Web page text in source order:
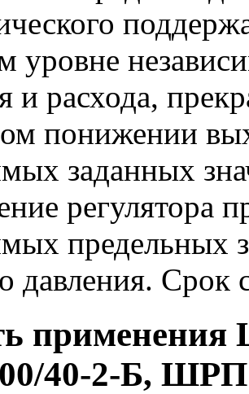
уровне
и расхода,
понижении
заданных
регулятора
предельных
давления. Срок
40-2-Б,